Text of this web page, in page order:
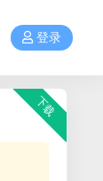
登录
下载